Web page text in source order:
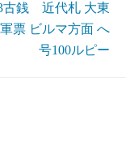
古銭 近代札 大東
票 ビルマ方面 へ
号100ルピー